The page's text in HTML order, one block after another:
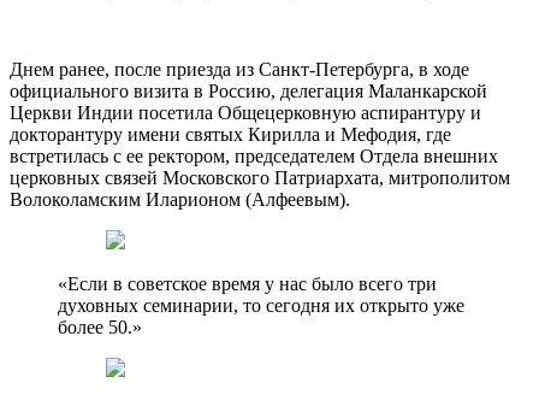
Днем ранее, после приезда из Санкт-Петербурга, в ходе
официального визита в Россию, делегация Маланкарской
Церкви Индии посетила Общецерковную аспирантуру и
докторантуру имени святых Кирилла и Мефодия, где
встретилась с ее ректором, председателем Отдела внешних
церковных связей Московского Патриархата, митрополитом
Волоколамским Иларионом (Алфеевым).
«Если в советское время у нас было всего три
духовных семинарии, то сегодня их открыто уже
более 50.»